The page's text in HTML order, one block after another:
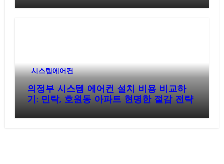
시스템에어컨
의정부 시스템 에어컨 설치 비용 비교하
기: 민락, 호원동 아파트 현명한 절감 전략